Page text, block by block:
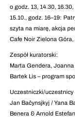
o godz. 13, 14.30,
15.10., godz. 16–19:
szyta na miarę, akcja
Cafe Noir Zielona Góra,
Zespół kuratorski:
Marta Gendera, Joanna
Bartek Lis – program
Uczestniczki/uczestnicy
Jan Bačynsjkyj / Yana
Benera & Arnold